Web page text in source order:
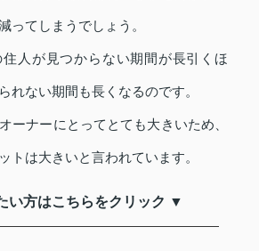
ってしまうでしょう。
人が見つからない期間が長引くほ
れない期間も長くなるのです。
ーナーにとってとても大きいため、
トは大きいと言われています。
い方はこちらをクリック ▼